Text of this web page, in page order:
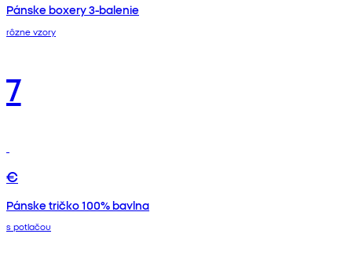
Pánske boxery 3-balenie
rôzne vzory
7
€
Pánske tričko 100% bavlna
s potlačou